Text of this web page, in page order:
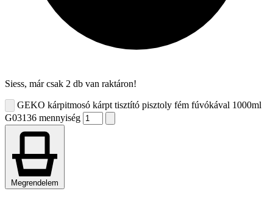
Siess, már csak 2 db van raktáron!
GEKO kárpitmosó kárpt tisztító pisztoly fém fúvókával 1000ml
G03136 mennyiség
Megrendelem